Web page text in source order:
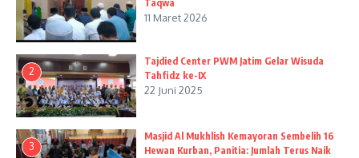
Taqwa
11 Maret 2026
2
Tajdied Center PWM Jatim Gelar Wisuda
Tahfidz ke-IX
22 Juni 2025
3
Masjid Al Mukhlish Kemayoran Sembelih 16
Hewan Kurban, Panitia: Jumlah Terus Naik